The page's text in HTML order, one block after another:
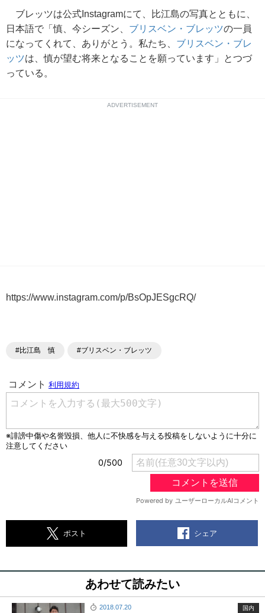
ブレッツは公式Instagramにて、比江島の写真とともに、
日本語で「慎、今シーズン、 ブリスベン・ブレッツの一員
になってくれて、ありがとう。私たち、 ブリスベン・ブレ
ッツは、慎が望む将来となることを願っています」とつづ
っている。
ADVERTISEMENT
https://www.instagram.com/p/BsOpJESgcRQ/
#比江島 慎 #ブリスベン・ブレッツ
ポスト シェア
あわせて読みたい
2018.07.20 国内